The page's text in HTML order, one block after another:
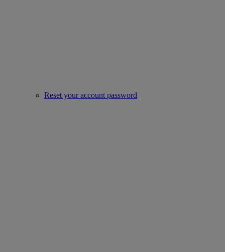
Reset your account password